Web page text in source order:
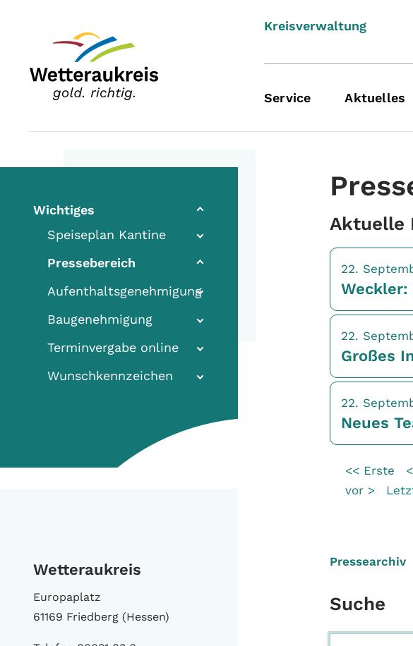
Kreisverwaltung
Service Aktuelles
Wichtiges
Speiseplan Kantine
Pressebereich
Aufenthaltsgenehmigung
Baugenehmigung
Terminvergabe online
Wunschkennzeichen
Wetteraukreis
Europaplatz
61169 Friedberg (Hessen)
Aktuelle
22.
22.
Großes
22.
Neues
<< Erste
vor >
Pressearchiv
Suche